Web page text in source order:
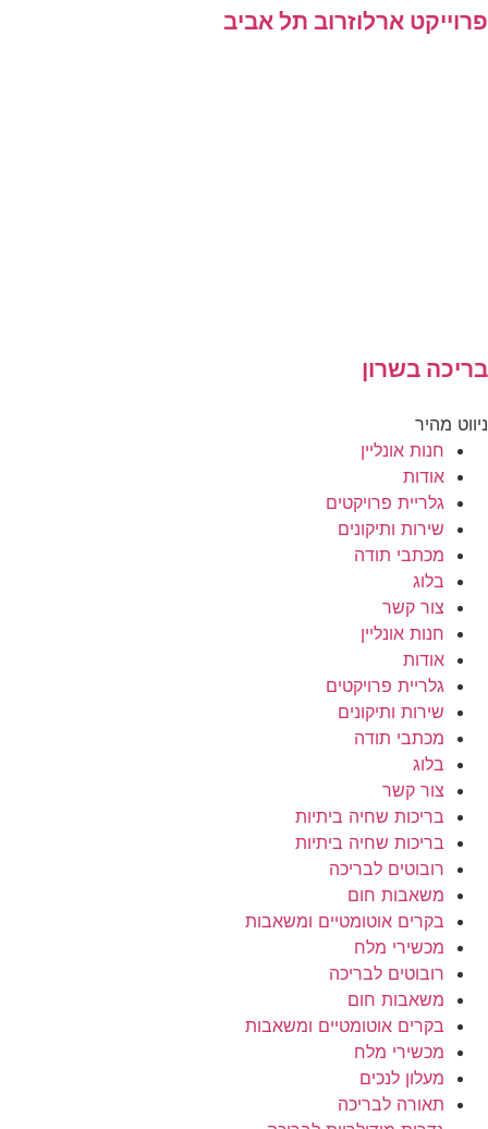
פרוייקט ארלוזרוב תל אביב
בריכה בשרון
ניווט מהיר
חנות אונליין
אודות
גלריית פרויקטים
שירות ותיקונים
מכתבי תודה
בלוג
צור קשר
חנות אונליין
אודות
גלריית פרויקטים
שירות ותיקונים
מכתבי תודה
בלוג
צור קשר
בריכות שחיה ביתיות
בריכות שחיה ביתיות
רובוטים לבריכה
משאבות חום
בקרים אוטומטיים ומשאבות
מכשירי מלח
רובוטים לבריכה
משאבות חום
בקרים אוטומטיים ומשאבות
מכשירי מלח
מעלון לנכים
תאורה לבריכה